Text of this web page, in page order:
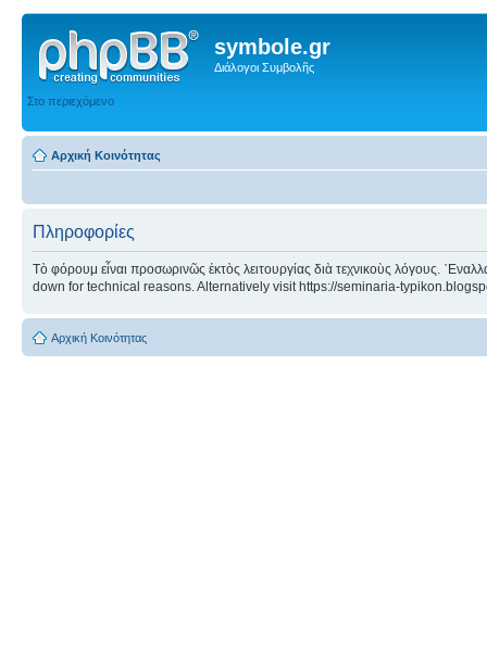
symbole.gr
Διάλογοι Συμβολῆς
Στο περιεχόμενο
Αρχική Κοινότητας
Πληροφορίες
Τὸ φόρουμ εἶναι προσωρινῶς ἐκτὸς λειτουργίας διὰ τεχνικοὺς λόγους.
down for technical reasons. Alternatively visit https://seminaria-
Αρχική Κοινότητας